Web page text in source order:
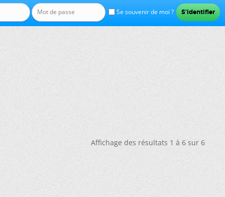
Se souvenir de moi ?
Affichage des résultats 1 à 6 sur 6